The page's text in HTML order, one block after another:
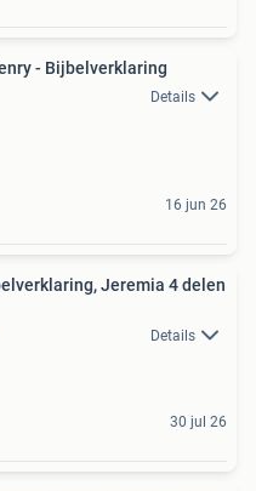
- Bijbelverklaring
Details
16 jun 26
Jeremia 4 delen
Details
30 jul 26